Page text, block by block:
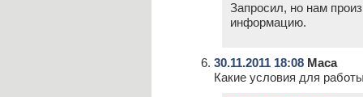
Запросил, но нам
информацию.
30.11.2011 18:08 Маса
Какие условия для